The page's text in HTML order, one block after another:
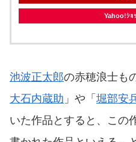
Yahoo!ｼｮ
池波正太郎の赤穂浪士も
大石内蔵助 」や「 堀部安
いた作品とすると、この